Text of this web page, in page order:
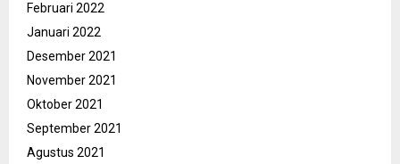
Februari 2022
Januari 2022
Desember 2021
November 2021
Oktober 2021
September 2021
Agustus 2021